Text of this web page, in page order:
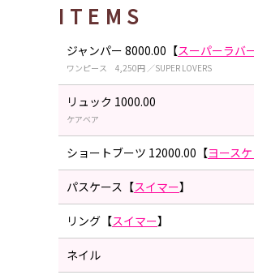
ITEMS
ジャンパー 8000.00【スーパーラバ
ワンピース 4,250円 ／SUPER LOVERS
リュック 1000.00
ケアベア
ショートブーツ 12000.00【ヨース
パスケース【スイマー】
リング【スイマー】
ネイル